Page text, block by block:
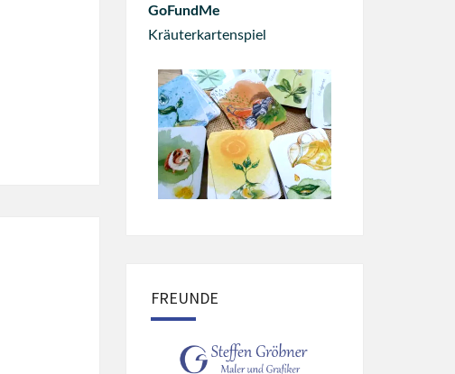
GoFundMe
Kräuterkartenspiel
FREUNDE